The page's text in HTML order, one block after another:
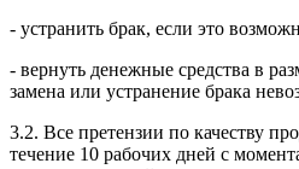
- устранить брак, если это
- вернуть денежные средства в
замена или устранение брака
3.2. Все претензии по качеству
течение 10 рабочих дней с